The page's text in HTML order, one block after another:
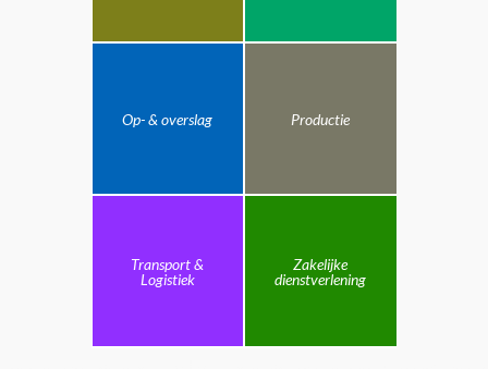
Op- & overslag Productie
Transport &
Logistiek
Zakelijke
dienstverlening